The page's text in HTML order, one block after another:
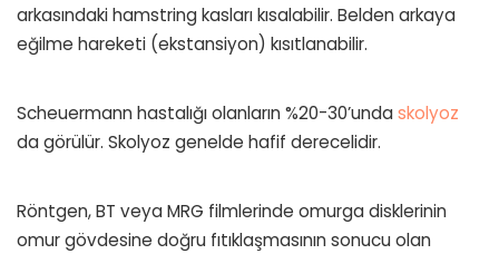
arkasındaki hamstring kasları kısalabilir. Belden arkaya
eğilme hareketi (ekstansiyon) kısıtlanabilir.
Scheuermann hastalığı olanların %20-30’unda skolyoz
da görülür. Skolyoz genelde hafif derecelidir.
Röntgen, BT veya MRG filmlerinde omurga disklerinin
omur gövdesine doğru fıtıklaşmasının sonucu olan